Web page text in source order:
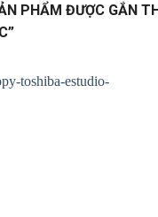
PHẨM ĐƯỢC GẮN